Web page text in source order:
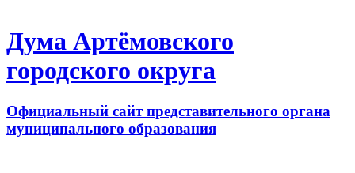
Дума Артёмовского
городского округа
Официальный сайт представительного органа
муниципального образования